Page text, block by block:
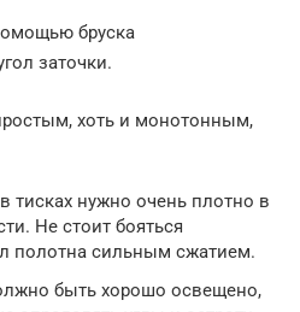
бруска
заточки.
хоть и монотонным,
тисках нужно очень плотно в
Не стоит бояться
полотна сильным сжатием.
быть хорошо освещено,